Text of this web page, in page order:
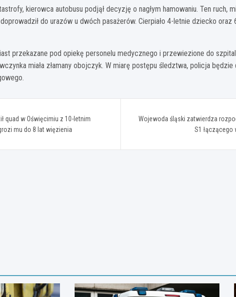
kierowca autobusu podjął decyzję o nagłym hamowaniu. Ten ruch,
do urazów u dwóch pasażerów. Cierpiało 4-letnie dziecko
przekazane pod opiekę personelu medycznego i przewiezione do
miała złamany obojczyk. W miarę postępu śledztwa, policja
quad w Oświęcimiu z 10-letnim
mu do 8 lat więzienia
Wojewoda śląski zatwierdza
S1 łączącego